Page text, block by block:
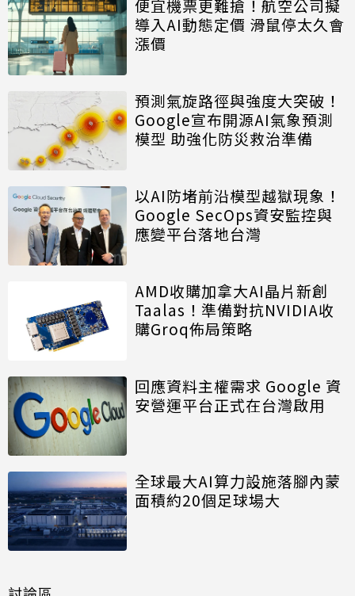
便宜機票更難搶！航空公司擬
導入AI動態定價 滑鼠停太久會
漲價
預測氣旋路徑與強度大突破！
Google宣布開源AI氣象預測
模型 助強化防災救治準備
以AI防堵前沿模型越獄現象！
Google SecOps資安監控與
應變平台落地台灣
AMD收購加拿大AI晶片新創
Taalas！準備對抗NVIDIA收
購Groq佈局策略
回應資料主權需求 Google 資
安營運平台正式在台灣啟用
全球最大AI算力設施落腳內蒙
面積約20個足球場大